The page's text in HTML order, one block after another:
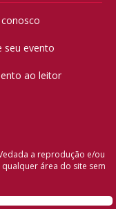
seu evento
ao leitor
a reprodução e/ou
área do site sem